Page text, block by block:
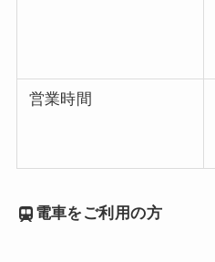
営業時間
電車をご利用の方